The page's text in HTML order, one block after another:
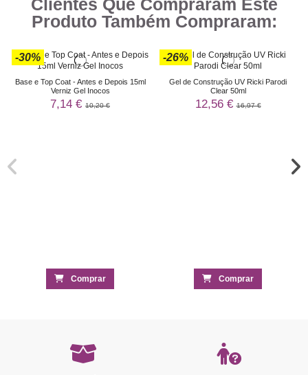
Clientes Que Compraram Este
Produto Também Compraram:
-30%
Base e Top Coat - Antes e Depois 15ml
Verniz Gel Inocos
7,14 € 10,20 €
Comprar
-26%
Gel de Construção UV Ricki Parodi
Clear 50ml
12,56 €16,97 €
Comprar